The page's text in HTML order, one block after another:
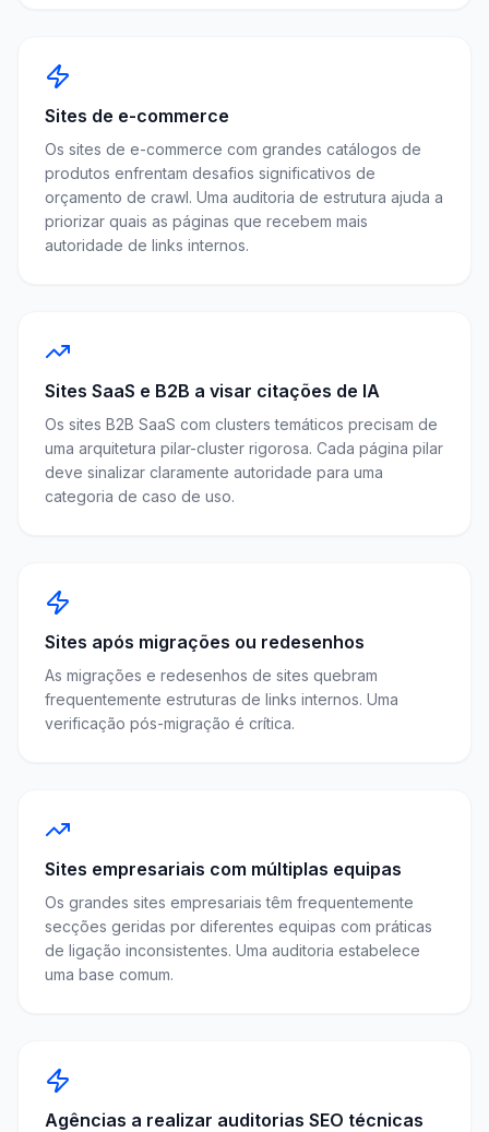
Sites de e-commerce
Os sites de e-commerce com grandes catálogos de
produtos enfrentam desafios significativos de
orçamento de crawl. Uma auditoria de estrutura ajuda a
priorizar quais as páginas que recebem mais
autoridade de links internos.
Sites SaaS e B2B a visar citações de IA
Os sites B2B SaaS com clusters temáticos precisam de
uma arquitetura pilar-cluster rigorosa. Cada página pilar
deve sinalizar claramente autoridade para uma
categoria de caso de uso.
Sites após migrações ou redesenhos
As migrações e redesenhos de sites quebram
frequentemente estruturas de links internos. Uma
verificação pós-migração é crítica.
Sites empresariais com múltiplas equipas
Os grandes sites empresariais têm frequentemente
secções geridas por diferentes equipas com práticas
de ligação inconsistentes. Uma auditoria estabelece
uma base comum.
Agências a realizar auditorias SEO técnicas